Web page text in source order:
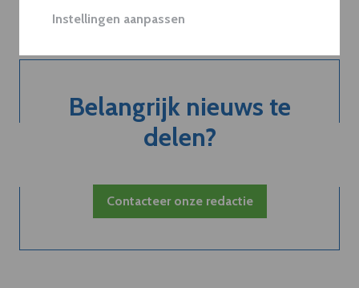
Instellingen aanpassen
Belangrijk nieuws te
delen?
Contacteer onze redactie